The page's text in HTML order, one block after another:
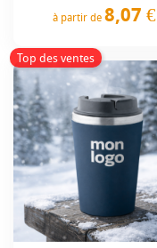
à partir de 8,07 €
Top des ventes